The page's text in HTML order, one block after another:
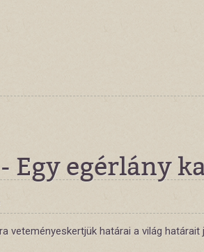
Egy egérlány
veteményeskertjük határai a világ